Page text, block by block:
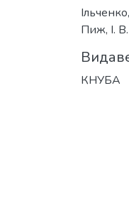
Пиж, І. В.
КНУБА